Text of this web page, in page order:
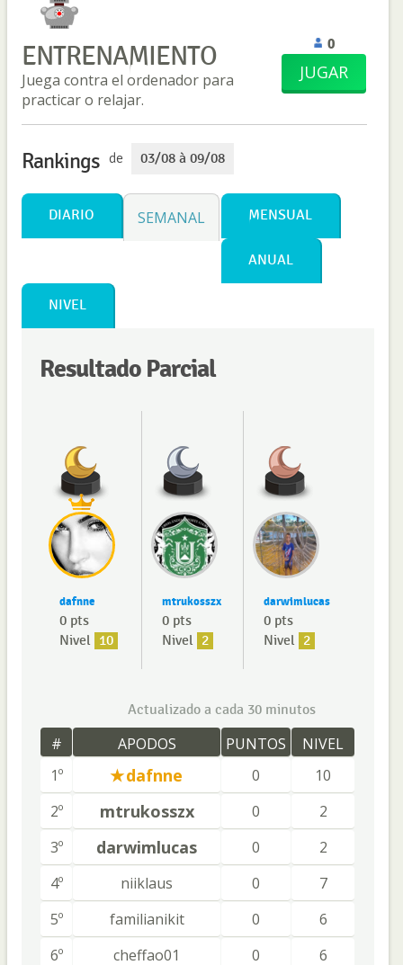
ENTRENAMIENTO
Juega contra el ordenador para
practicar o relajar.
0
JUGAR
Rankings de 03/08 à 09/08
DIARIO SEMANAL MENSUAL
ANUAL
NIVEL
Resultado Parcial
dafnne
0 pts
Nivel 10
mtrukosszx
0 pts
Nivel 2
darwimlucas
0 pts
Nivel 2
Actualizado a cada 30 minutos
# APODOS PUNTOS
NIVEL
1º
dafnne 0
10
2º
mtrukosszx 0
2
3º
darwimlucas 0
2
4º
niiklaus 0
7
5º
familianikit 0
6
6º
cheffao01 0 6